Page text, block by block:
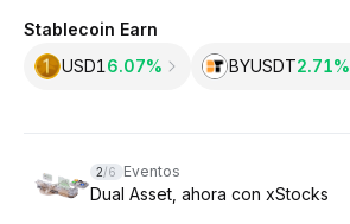
Stablecoin Earn
USD16.07% BYUSDT2.71%
2/6 Eventos
Dual Asset, ahora con xStocks